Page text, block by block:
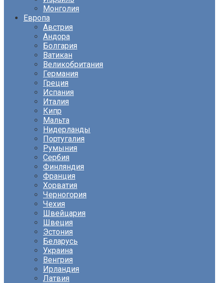
Монголия
Европа
Австрия
Андора
Болгария
Ватикан
Великобритания
Германия
Греция
Испания
Италия
Кипр
Мальта
Нидерланды
Португалия
Румыния
Сербия
Финляндия
Франция
Хорватия
Черногория
Чехия
Швейцария
Швеция
Эстония
Беларусь
Украина
Венгрия
Ирландия
Латвия